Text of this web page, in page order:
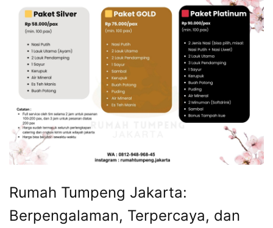
Rumah Tumpeng Jakarta:
Berpengalaman, Terpercaya, dan